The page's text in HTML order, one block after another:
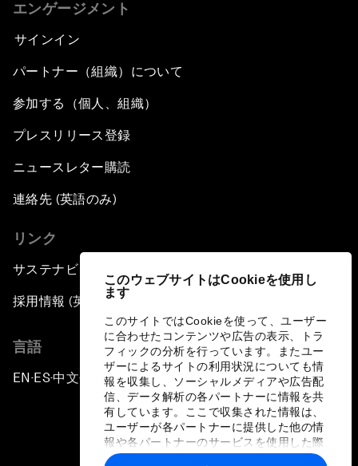
このウェブサイトはCookieを使用し
ます
このサイトではCookieを使って、ユーザー
に合わせたコンテンツや広告の表示、トラ
フィックの分析を行っています。またユー
ザーによるサイトの利用状況についても情
報を収集し、ソーシャルメディアや広告配
信、データ解析の各パートナーに情報を共
有しています。ここで収集された情報は、
ユーザーが各パートナーに提供した他の情
報や各パートナーのサービスを使用した際
に収集された情報と組み合わされ、各パー
エンゲージメント
サインイン
パートナー（組織）について
参加する（個人、組織）
プレスリリース登録
ニュースレター購読
連絡先 (英語のみ)
リンク
サステナビリティへの取り組み
採用情報 (英語のみ)
言語
EN ▪ES▪中文▪ 日本語